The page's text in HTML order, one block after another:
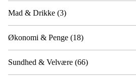
Mad & Drikke (3)
Økonomi & Penge (18)
Sundhed & Velvære (66)